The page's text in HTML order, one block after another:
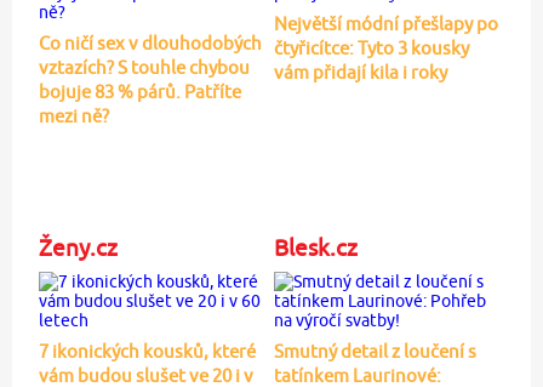
Co ničí sex v dlouhodobých
vztazích? S touhle chybou
bojuje 83 % párů. Patříte
mezi ně?
Největší módní přešlapy po
čtyřicítce: Tyto 3 kousky
vám přidají kila i roky
Ženy.cz
7 ikonických kousků, které
vám budou slušet ve 20 i v
Blesk.cz
Smutný detail z loučení s
tatínkem Laurinové: